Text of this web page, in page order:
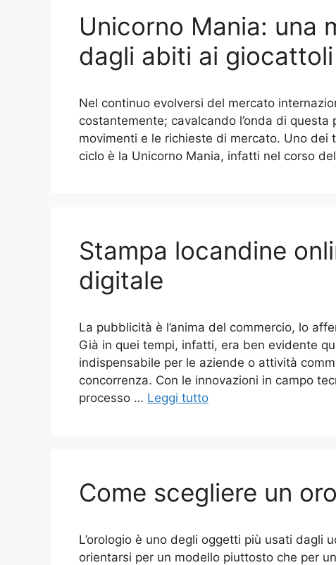
Unicorno Mania: una
dagli abiti ai giocattoli
Nel continuo evolversi del mercato
costantemente; cavalcando l’onda di
movimenti e le richieste di mercato. Uno
ciclo è la Unicorno Mania, infatti nel corso
Stampa locandine
digitale
La pubblicità è l’anima del commercio, lo
Già in quei tempi, infatti, era ben evidente
indispensabile per le aziende o attività
concorrenza. Con le innovazioni in campo
processo … Leggi tutto
Come scegliere un
L’orologio è uno degli oggetti più usati dagli
orientarsi per un modello piuttosto che per